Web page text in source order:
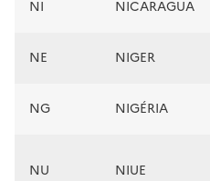
NI NICARAGUA
NE NIGER
NG NIGÉRIA
NU NIUE